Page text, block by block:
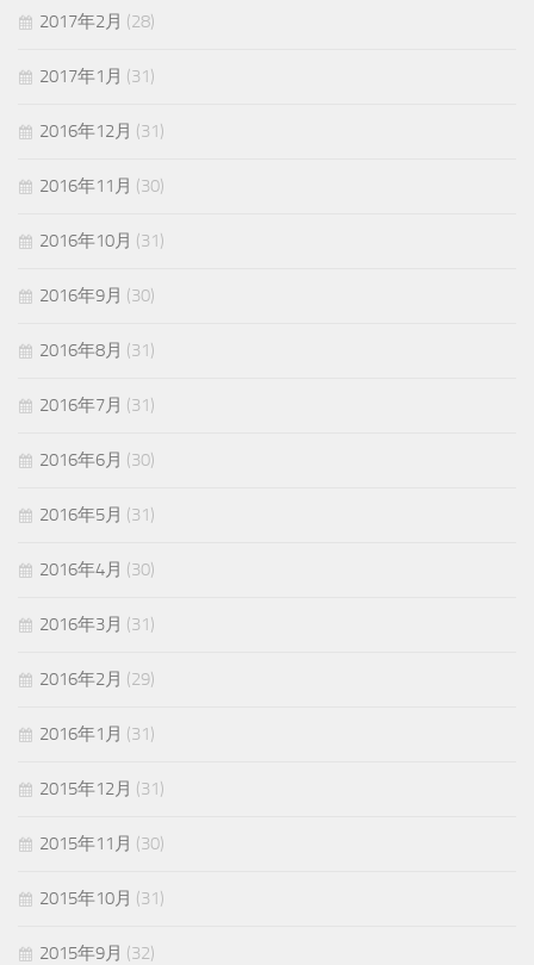
2017年2月 (28)
2017年1月 (31)
2016年12月 (31)
2016年11月 (30)
2016年10月 (31)
2016年9月 (30)
2016年8月 (31)
2016年7月 (31)
2016年6月 (30)
2016年5月 (31)
2016年4月 (30)
2016年3月 (31)
2016年2月 (29)
2016年1月 (31)
2015年12月 (31)
2015年11月 (30)
2015年10月 (31)
2015年9月 (32)